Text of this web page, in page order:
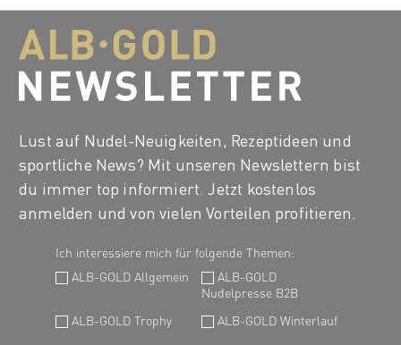
Lust auf Nudel-Neuigkeiten, Rezeptideen und
sportliche News? Mit unseren Newslettern bist
du immer top informiert. Jetzt kostenlos
anmelden und von vielen Vorteilen profitieren.